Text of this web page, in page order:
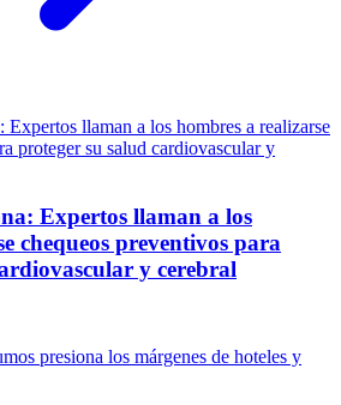
Expertos llaman a los
chequeos preventivos para
y cerebral